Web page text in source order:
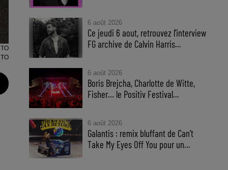
6 août 2026
Ce jeudi 6 aout, retrouvez l'interview
FG archive de Calvin Harris...
6 août 2026
Boris Brejcha, Charlotte de Witte,
Fisher… le Positiv Festival...
6 août 2026
Galantis : remix bluffant de Can’t
Take My Eyes Off You pour un...